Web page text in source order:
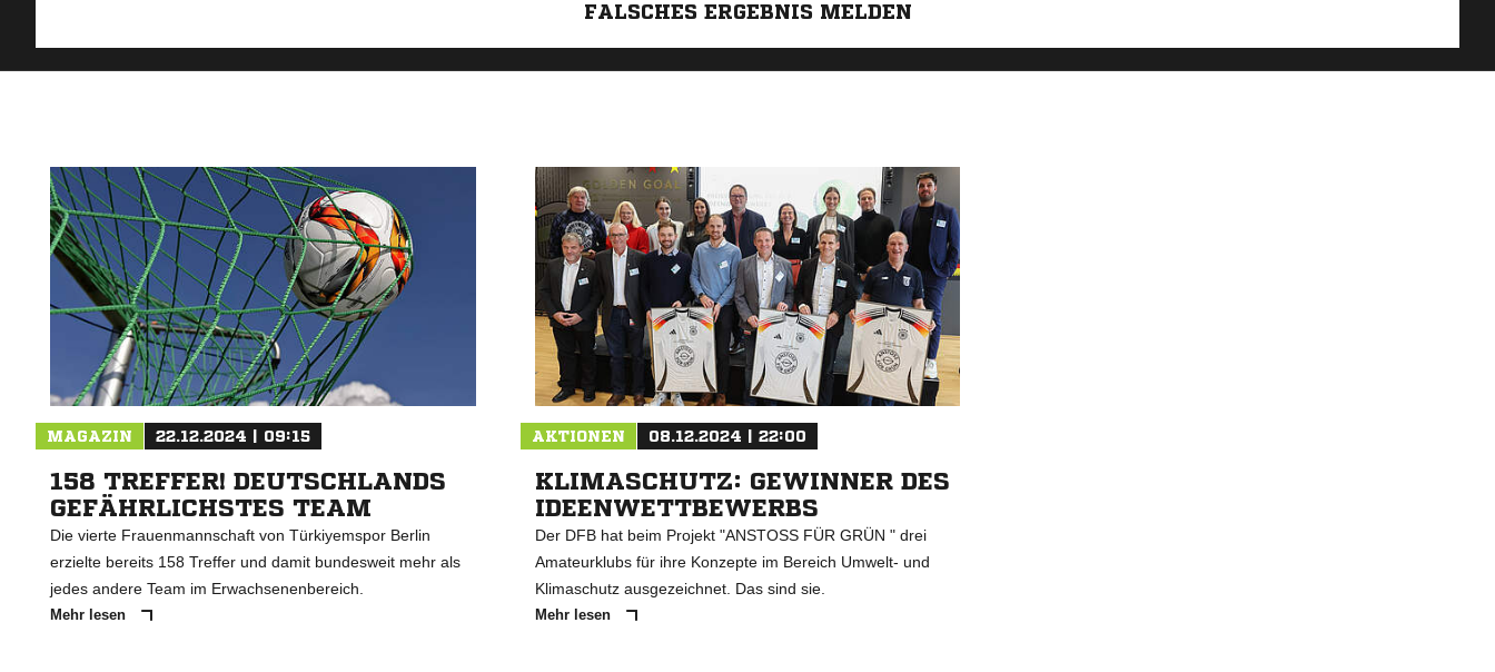
FALSCHES ERGEBNIS MELDEN
MAGAZIN 22.12.2024 | 09:15
158 TREFFER! DEUTSCHLANDS
GEFÄHRLICHSTES TEAM
Die vierte Frauenmannschaft von Türkiyemspor Berlin
erzielte bereits 158 Treffer und damit bundesweit mehr als
jedes andere Team im Erwachsenenbereich.
Mehr lesen
AKTIONEN 08.12.2024 | 22:00
KLIMASCHUTZ: GEWINNER DES
IDEENWETTBEWERBS
Der DFB hat beim Projekt "ANSTOSS FÜR GRÜN " drei
Amateurklubs für ihre Konzepte im Bereich Umwelt- und
Klimaschutz ausgezeichnet. Das sind sie.
Mehr lesen